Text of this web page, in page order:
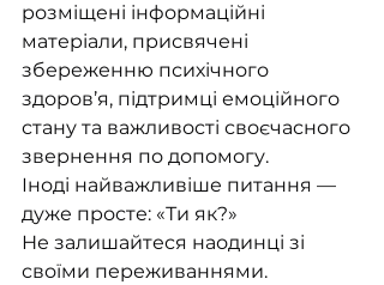
розміщені інформаційні
матеріали, присвячені
збереженню психічного
здоров’я, підтримці емоційного
стану та важливості своєчасного
звернення по допомогу.
Іноді найважливіше питання —
дуже просте: «Ти як?»
Не залишайтеся наодинці зі
своїми переживаннями.